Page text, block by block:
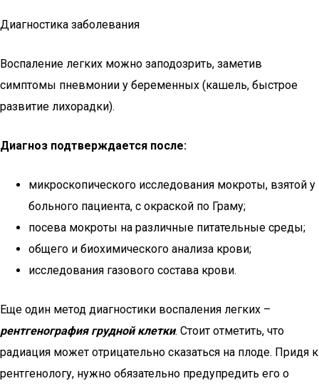
Диагностика заболевания
Воспаление легких можно заподозрить, заметив
симптомы пневмонии у беременных (кашель, быстрое
развитие лихорадки).
Диагноз подтверждается после:
микроскопического исследования мокроты, взятой у
больного пациента, с окраской по Граму;
посева мокроты на различные питательные среды;
общего и биохимического анализа крови;
исследования газового состава крови.
Еще один метод диагностики воспаления легких –
рентгенография грудной клетки. Стоит отметить, что
радиация может отрицательно сказаться на плоде. Придя к
рентгенологу, нужно обязательно предупредить его о